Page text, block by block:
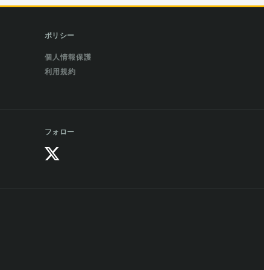
ポリシー
個人情報保護
利用規約
フォロー